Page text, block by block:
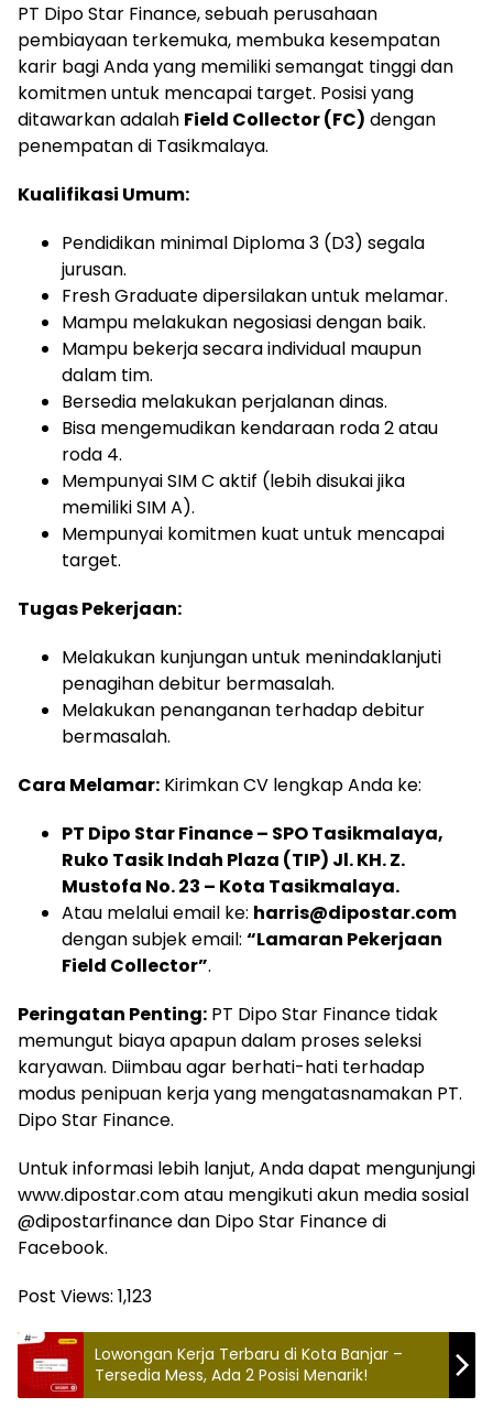
PT Dipo Star Finance, sebuah perusahaan
pembiayaan terkemuka, membuka kesempatan
karir bagi Anda yang memiliki semangat tinggi dan
komitmen untuk mencapai target. Posisi yang
ditawarkan adalah Field Collector (FC) dengan
penempatan di Tasikmalaya.
Kualifikasi Umum:
Pendidikan minimal Diploma 3 (D3) segala
jurusan.
Fresh Graduate dipersilakan untuk melamar.
Mampu melakukan negosiasi dengan baik.
Mampu bekerja secara individual maupun
dalam tim.
Bersedia melakukan perjalanan dinas.
Bisa mengemudikan kendaraan roda 2 atau
roda 4.
Mempunyai SIM C aktif (lebih disukai jika
memiliki SIM A).
Mempunyai komitmen kuat untuk mencapai
target.
Tugas Pekerjaan:
Melakukan kunjungan untuk menindaklanjuti
penagihan debitur bermasalah.
Melakukan penanganan terhadap debitur
bermasalah.
Cara Melamar: Kirimkan CV lengkap Anda ke:
PT Dipo Star Finance – SPO Tasikmalaya,
Ruko Tasik Indah Plaza (TIP) Jl. KH. Z.
Mustofa No. 23 – Kota Tasikmalaya.
Atau melalui email ke: harris@dipostar.com
dengan subjek email: “Lamaran Pekerjaan
Field Collector”.
Peringatan Penting: PT Dipo Star Finance tidak
memungut biaya apapun dalam proses seleksi
karyawan. Diimbau agar berhati-hati terhadap
modus penipuan kerja yang mengatasnamakan PT.
Dipo Star Finance.
Untuk informasi lebih lanjut, Anda dapat mengunjungi
www.dipostar.com atau mengikuti akun media sosial
@dipostarfinance dan Dipo Star Finance di
Facebook.
Post Views: 1,123
Lowongan Kerja Terbaru di Kota Banjar –
Tersedia Mess, Ada 2 Posisi Menarik!